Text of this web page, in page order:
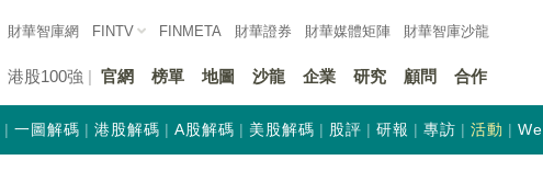
財華智庫網 FINTV FINMETA 財華證券 財華媒體矩陣 財華智庫沙龍
港股100強 官網 榜單 地圖 沙龍 企業 研究 顧問 合作
一圖解碼 港股解碼 A股解碼 美股解碼 股評 研報 專訪 活動